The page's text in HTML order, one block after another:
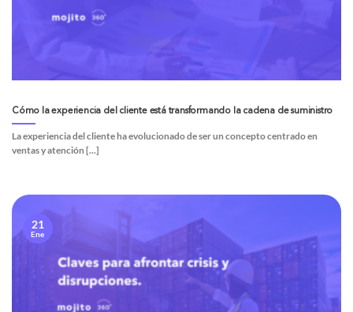
Cómo la experiencia del cliente está transformando la cadena de suministro
La experiencia del cliente ha evolucionado de ser un concepto centrado en
ventas y atención [...]
21
Ene